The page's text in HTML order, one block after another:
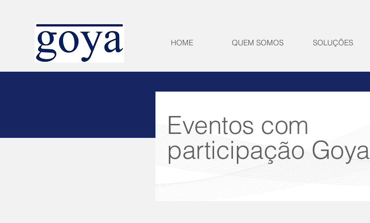
HOME QUEM SOMOS SOLUÇÕES
Eventos com
participação Goya